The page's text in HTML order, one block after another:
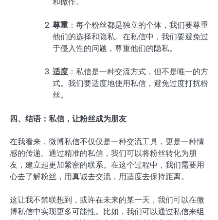
尊重 ：每个粉丝都是独立的个体，我们要尊重
他们的选择和隐私。在私信中，我们要避免过
于侵入性的问题，尊重他们的隐私。
适度 ：私信是一种交流方式，但不是唯一的方
式。我们要适度地使用私信，避免过度打扰粉
丝。
四、结语：私信，让粉丝成为朋友
在我看来，微博私信不仅仅是一种交流工具，更是一种情
感的传递。通过精准的私信，我们可以将粉丝转化为朋
友，建立起更加紧密的联系。在这个过程中，我们需要用
心去了解粉丝，用真诚去交流，用适度去保持距离。
这让我不禁联想到，或许在未来的某一天，我们可以在微
博私信中实现更多可能性。比如，我们可以通过私信来组